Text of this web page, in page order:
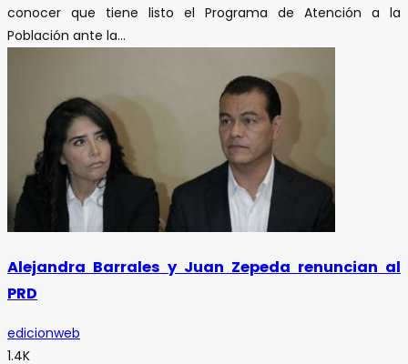
conocer que tiene listo el Programa de Atención a la
Población ante la...
Alejandra Barrales y Juan Zepeda renuncian al
PRD
edicionweb
1.4K